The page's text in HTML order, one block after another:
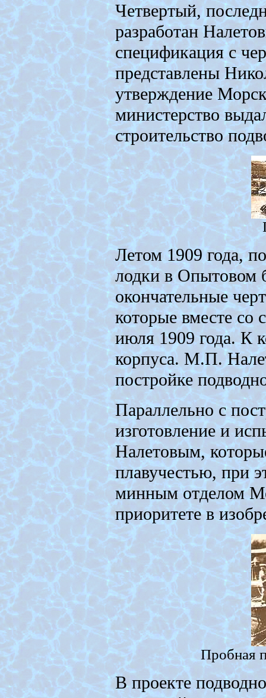
Четвертый,
разработан
спецификация с
представлены
утверждение
министерство
строительство
Летом 1909 года,
лодки в Опытовом
окончательные
которые вместе
июля 1909 года. К
корпуса. М.П.
постройке
Параллельно с
изготовление и
Налетовым,
плавучестью, при
минным отделом
приоритете в
Пробная
В проекте